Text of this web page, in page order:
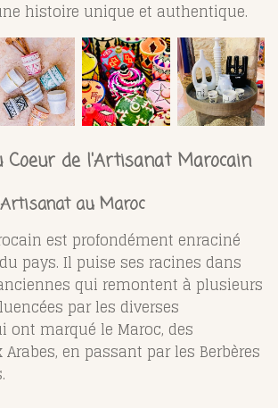
histoire unique et authentique.
Coeur de l'Artisanat Marocain
au Maroc
est profondément enraciné
pays. Il puise ses racines dans
qui remontent à plusieurs
par les diverses
marqué le Maroc, des
en passant par les Berbères